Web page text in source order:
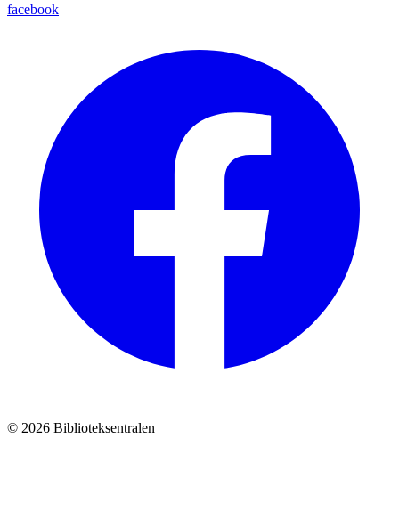
facebook
© 2026 Biblioteksentralen